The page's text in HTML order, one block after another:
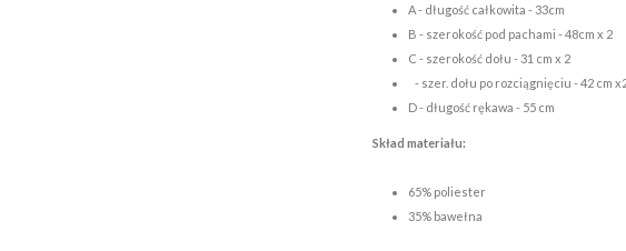
A - długość całkowita - 33cm
B - szerokość pod pachami - 48cm x 2
C - szerokość dołu - 31 cm x 2
- szer. dołu po rozciągnięciu - 42 cm
D - długość rękawa - 55 cm
Skład materiału:
65% poliester
35% bawełna